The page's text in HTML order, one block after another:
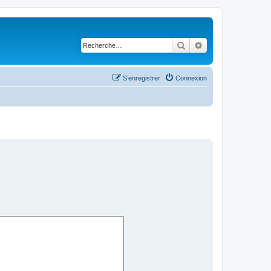
Rechercher
Connexion
S’enregistrer